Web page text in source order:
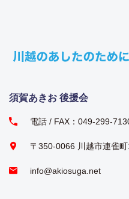
須賀あきお 後援会
電話 / FAX：049-299-
〒350-0066 川越市連雀
info@akiosuga.net